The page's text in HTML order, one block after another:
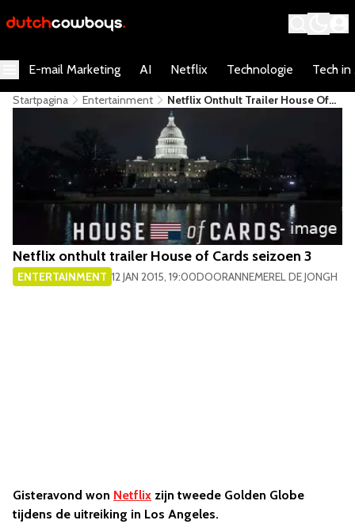
E-mail Marketing AI Netflix Technologie Tech in
Startpagina Entertainment
Netflix Onthult Trailer House Of
Cards Seizoen 3
Netflix onthult trailer House of Cards seizoen 3
ENTERTAINMENT 12 JAN 2015, 19:00DOORANNEMEREL DE JONGH
Gisteravond won Netflix zijn tweede Golden Globe
tijdens de uitreiking in Los Angeles.